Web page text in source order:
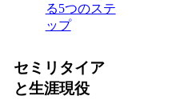
る5つのステ
ップ
セミリタイア
と生涯現役